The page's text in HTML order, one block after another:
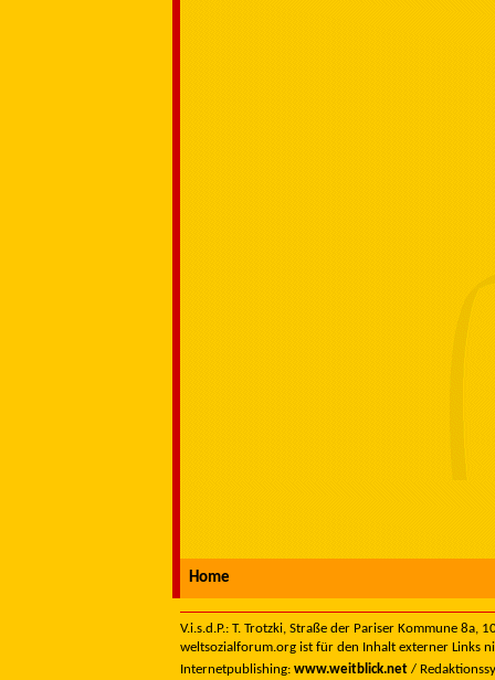
Home
V.i.s.d.P.: T. Trotzki, Straße der Pariser Kommune
weltsozialforum.org ist für den Inhalt externer Links
Internetpublishing: www.weitblick.net /